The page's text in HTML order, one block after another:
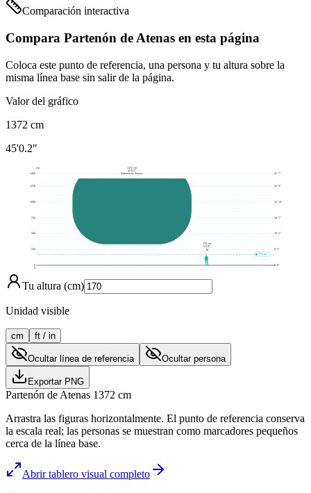
Comparación interactiva
Compara Partenón de Atenas en esta página
Coloca este punto de referencia, una persona y tu altura sobre la
misma línea base sin salir de la página.
Valor del gráfico
1372 cm
45'0.2"
0 0' 0"
250 8' 2"
500 16' 5"
750 24' 7"
1000 32' 10"
1250 41' 0"
1450 47' 7"
170 cm
170 cm
5'6.9"
Tú
1372 cm
45'0.2"
Partenón de Atenas
0
cm
Tu altura (cm)
Unidad visible
cm ft / in
Ocultar línea de referencia Ocultar persona
Exportar PNG
Partenón de Atenas 1372 cm
Arrastra las figuras horizontalmente. El punto de referencia conserva
la escala real; las personas se muestran como marcadores pequeños
cerca de la línea base.
Abrir tablero visual completo